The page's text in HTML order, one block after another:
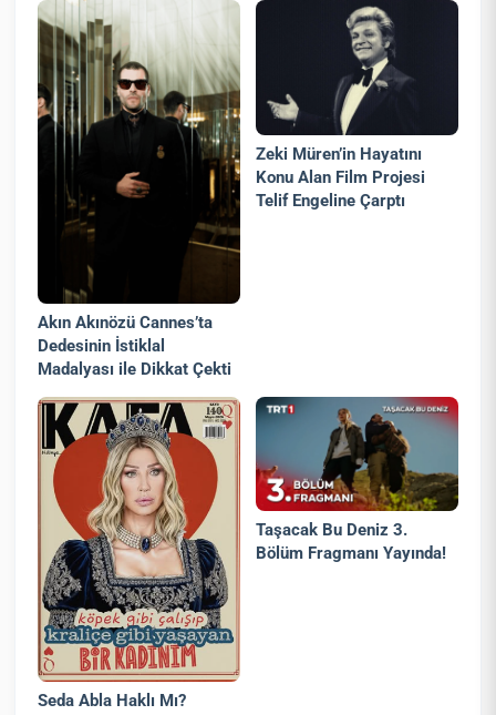
Akın Akınözü Cannes’ta
Dedesinin İstiklal
Madalyası ile Dikkat Çekti
Zeki Müren’in Hayatını
Konu Alan Film Projesi
Telif Engeline Çarptı
Seda Abla Haklı Mı?
Taşacak Bu Deniz 3.
Bölüm Fragmanı Yayında!